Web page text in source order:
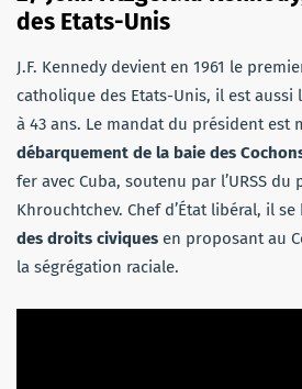
des Etats-Unis
J.F. Kennedy devient en 1961 le
catholique des Etats-Unis, il est aussi
à 43 ans. Le mandat du président est
débarquement de la baie des
fer avec Cuba, soutenu par l’URSS du
Khrouchtchev. Chef d’État libéral, il
des droits civiques en proposant au
la ségrégation raciale.